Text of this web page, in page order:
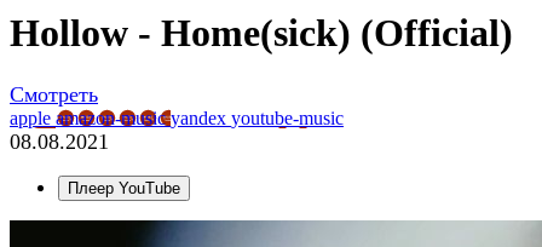
Hollow - Home(sick) (Official)
Смотреть
apple amazon-musicyandex youtube-music
08.08.2021
Плеер YouTube